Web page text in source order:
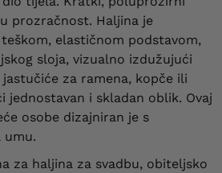
prozračnost. Haljina je
elastičnom podstavom,
sloja, vizualno izdužujući
za ramena, kopče ili
jednostavan i skladan oblik. Ovaj
osobe dizajniran je s
umu.
za haljina za svadbu, obiteljsko